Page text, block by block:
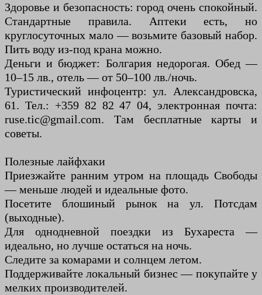
Здоровье и безопасность: город очень спокойный.
Стандартные правила. Аптеки есть, но
круглосуточных мало — возьмите базовый набор.
Пить воду из-под крана можно.
Деньги и бюджет: Болгария недорогая. Обед —
10–15 лв., отель — от 50–100 лв./ночь.
Туристический инфоцентр: ул. Александровска,
61. Тел.: +359 82 82 47 04, электронная почта:
ruse.tic@gmail.com. Там бесплатные карты и
советы.
Полезные лайфхаки
Приезжайте ранним утром на площадь Свободы
— меньше людей и идеальные фото.
Посетите блошиный рынок на ул. Потсдам
(выходные).
Для однодневной поездки из Бухареста —
идеально, но лучше остаться на ночь.
Следите за комарами и солнцем летом.
Поддерживайте локальный бизнес — покупайте у
мелких производителей.